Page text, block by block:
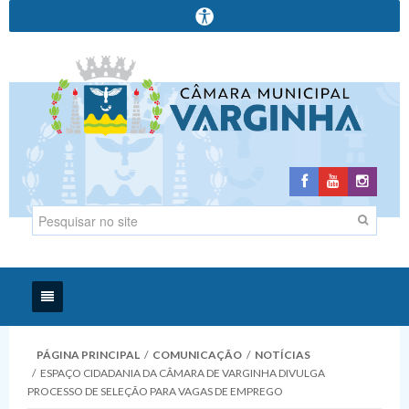
Institucional
PÁGINA PRINCIPAL / COMUNICAÇÃO / NOTÍCIAS
/ ESPAÇO CIDADANIA DA CÂMARA DE VARGINHA DIVULGA
PROCESSO DE SELEÇÃO PARA VAGAS DE EMPREGO